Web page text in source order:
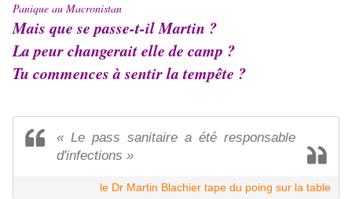
Panique au Macronistan
Mais que se passe-t-il Martin ?
La peur changerait elle de camp ?
Tu commences à sentir la tempête ?
« Le pass sanitaire a été responsable
d'infections »
le Dr Martin Blachier tape du poing sur la table